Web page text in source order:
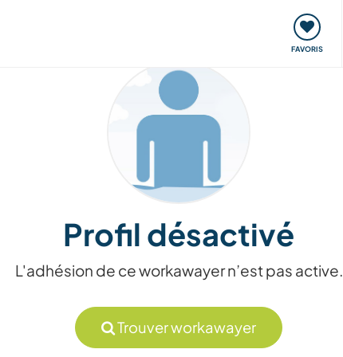
FAVORIS
Voyager, apprendre
Profil désactivé
L'adhésion de ce workawayer n’est pas active.
Trouver workawayer